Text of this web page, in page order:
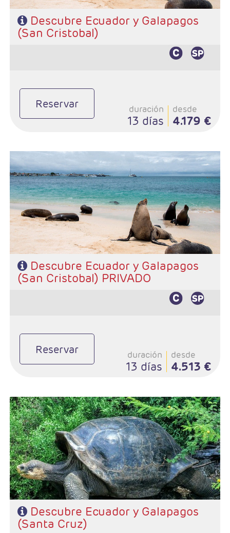
Descubre Ecuador y Galapagos
(San Cristobal)
Reservar duración
13 días
desde
4.179 €
- Salidas: Diarias
- Ruta: 2 noches Quito, 1 noche Otavalo, 1 noche Riobamba, 2
noches Cuenca, 1 noche Guayaquil , 3 noches San Cristobal y 1
noche Guayaquil.
- Categoría hotelera: Standard o superior
- Régimen: Según programa
Descubre Ecuador y Galapagos
(San Cristobal) PRIVADO
Reservar duración
13 días
desde
4.513 €
- Salidas: Lunes según programa
- Ruta: 2 noches Quito, 1 noche Otavalo, 1 noche Riobamba, 2
noches Cuenca, 1 noche Guayaquil , 3 noches Santa Cruz y 1
noche Guayaquil.
- Categoría hotelera: Standard o superior
- Régimen: Según programa
Descubre Ecuador y Galapagos
(Santa Cruz)